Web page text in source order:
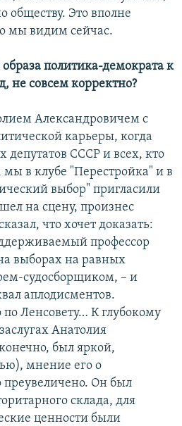
обществу. Это вполне
мы видим сейчас.
политика-демократа к
не совсем корректно?
Александровичем с
карьеры, когда
СССР и всех, кто
мы в клубе "Перестройка" и в
выбор" пригласили
на сцену, произнес
что хочет доказать:
профессор
выборах на равных
судосборщиком, – и
аплодисментов.
Ленсовету… К глубокому
Анатолия
был яркой,
мнение его о
Он был
склада, для
ценности были